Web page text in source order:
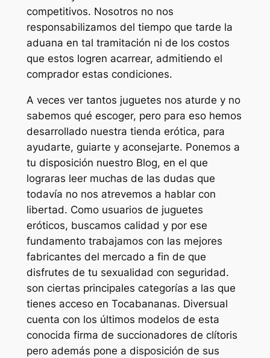
competitivos. Nosotros no nos
responsabilizamos del tiempo que tarde la
aduana en tal tramitación ni de los costos
que estos logren acarrear, admitiendo el
comprador estas condiciones.
A veces ver tantos juguetes nos aturde y no
sabemos qué escoger, pero para eso hemos
desarrollado nuestra tienda erótica, para
ayudarte, guiarte y aconsejarte. Ponemos a
tu disposición nuestro Blog, en el que
lograras leer muchas de las dudas que
todavía no nos atrevemos a hablar con
libertad. Como usuarios de juguetes
eróticos, buscamos calidad y por ese
fundamento trabajamos con las mejores
fabricantes del mercado a fin de que
disfrutes de tu sexualidad con seguridad.
son ciertas principales categorías a las que
tienes acceso en Tocabananas. Diversual
cuenta con los últimos modelos de esta
conocida firma de succionadores de clítoris
pero además pone a disposición de sus